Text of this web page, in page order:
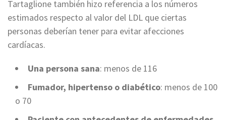
Tartaglione también hizo referencia a los números
estimados respecto al valor del LDL que ciertas
personas deberían tener para evitar afecciones
cardíacas.
Una persona sana: menos de 116
Fumador, hipertenso o diabético: menos de 100
o 70